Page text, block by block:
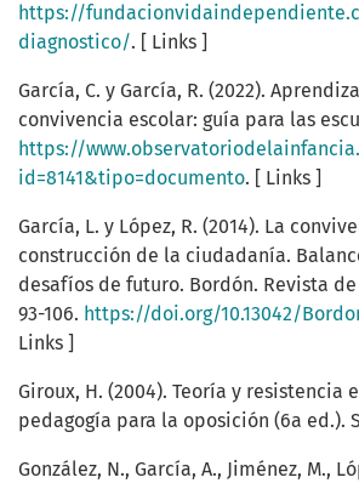
https://
diagnostico/. [ Links ]
García, C. y García, R. (2022).
convivencia escolar: guía para las
https://
id=8141&tipo=documento. [ Links ]
García, L. y López, R. (2014). La
construcción de la ciudadanía.
desafíos de futuro. Bordón. Revista de
93-106. https://doi.org/10.13042/
Links ]
Giroux, H. (2004). Teoría y resistencia
pedagogía para la oposición (6a ed.).
González, N., García, A., Jiménez, M.,